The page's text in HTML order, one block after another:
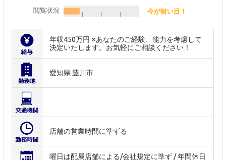
閲覧状況 今が狙い目！
年収450万円 ※あなたのご経験、能力を考慮して
決定いたします。お気軽にご相談ください！
愛知県 豊川市
店舗の営業時間に準ずる
曜日は配属店舗による/会社規定に準ず / 年間休日